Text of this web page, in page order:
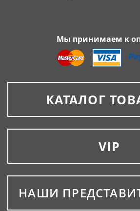
Мы принимаем к
КАТАЛОГ
VIP
НАШИ